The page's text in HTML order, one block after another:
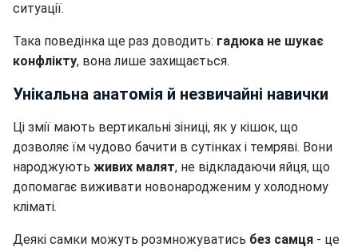
ситуації.
Така поведінка ще раз доводить: гадюка не шукає
конфлікту, вона лише захищається.
Унікальна анатомія й незвичайні навички
Ці змії мають вертикальні зіниці, як у кішок, що
дозволяє їм чудово бачити в сутінках і темряві. Вони
народжують живих малят, не відкладаючи яйця, що
допомагає виживати новонародженим у холодному
кліматі.
Деякі самки можуть розмножуватись без самця - це